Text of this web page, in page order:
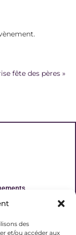
des
et/ou accéder aux
fête des pères »